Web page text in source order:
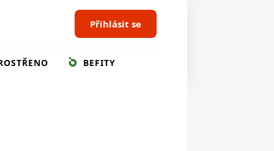
Přihlásit se
BEFITY